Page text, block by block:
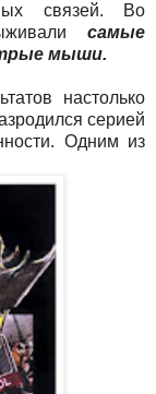
связей. Во
самые
мыши.
настолько
серией
Одним из